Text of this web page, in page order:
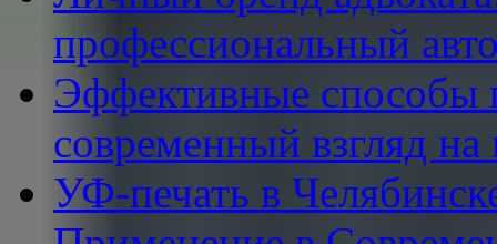
профессиональный
Эффективные способы
современный взгляд
УФ-печать в